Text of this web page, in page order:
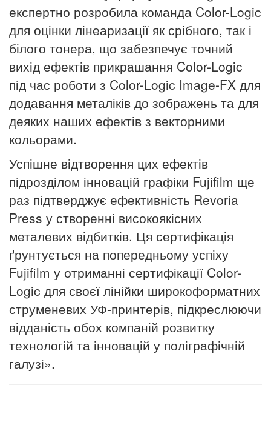
експертно розробила команда Color-Logic
для оцінки лінеаризації як срібного, так і
білого тонера, що забезпечує точний
вихід ефектів прикрашання Color-Logic
під час роботи з Color-Logic Image-FX для
додавання металіків до зображень та для
деяких наших ефектів з векторними
кольорами.
Успішне відтворення цих ефектів
підрозділом інновацій графіки Fujifilm ще
раз підтверджує ефективність Revoria
Press у створенні високоякісних
металевих відбитків. Ця сертифікація
ґрунтується на попередньому успіху
Fujifilm у отриманні сертифікації Color-
Logic для своєї лінійки широкоформатних
струменевих УФ-принтерів, підкреслюючи
відданість обох компаній розвитку
технологій та інновацій у поліграфічній
галузі».